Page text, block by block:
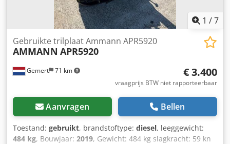
1 /7
Gemert 71 km
Gebruikte trilplaat Ammann APR5920
AMMANN APR5920
€ 3.400
vraagprijs BTW niet rapporteerbaar
Aanvragen Bellen
Toestand: gebruikt, brandstoftype: diesel, leeggewicht:
484 kg, Bouwjaar: 2019, Gewicht: 484 kg slagkracht: 59 kn